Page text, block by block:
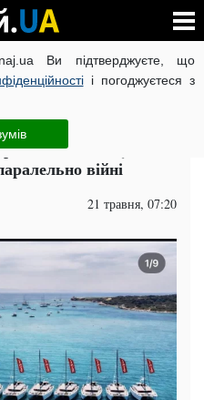
Ви підтверджуєте, що
і погоджуєтеся з
КОРОНАВІРУС В УКРАЇНІ
ЧИТАТЬ НА РУССКОМ
luxury-
війні
21 травня, 07:20